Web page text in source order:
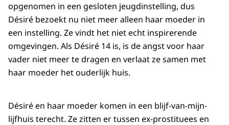
opgenomen in een gesloten jeugdinstelling, dus
Désiré bezoekt nu niet meer alleen haar moeder in
een instelling. Ze vindt het niet echt inspirerende
omgevingen. Als Désiré 14 is, is de angst voor haar
vader niet meer te dragen en verlaat ze samen met
haar moeder het ouderlijk huis.
Désiré en haar moeder komen in een blijf-van-mijn-
lijfhuis terecht. Ze zitten er tussen ex-prostituees en